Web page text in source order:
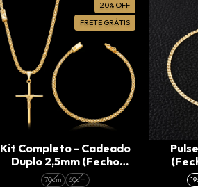
20% OFF
FRETE GRÁTIS
Kit Completo - Cadeado
Duplo 2,5mm (Fecho
Gaveta) + Pingente Cruz
70cm
60cm